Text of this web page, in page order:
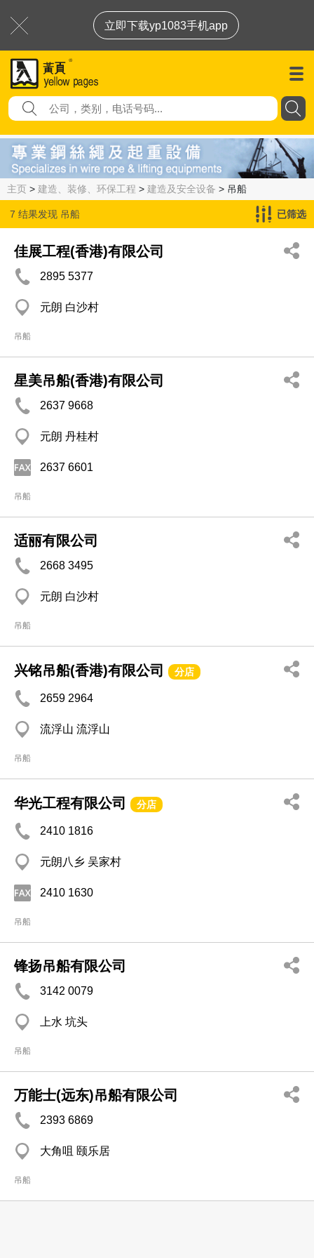
立即下载yp1083手机app
主页 > 建造、装修、环保工程 > 建造及安全设备 > 吊船
7 结果发现 吊船 已筛选
佳展工程(香港)有限公司
2895 5377
元朗 白沙村
吊船
星美吊船(香港)有限公司
2637 9668
元朗 丹桂村
2637 6601
吊船
适丽有限公司
2668 3495
元朗 白沙村
吊船
兴铭吊船(香港)有限公司 分店
2659 2964
流浮山 流浮山
吊船
华光工程有限公司 分店
2410 1816
元朗八乡 吴家村
2410 1630
吊船
锋扬吊船有限公司
3142 0079
上水 坑头
吊船
万能士(远东)吊船有限公司
2393 6869
大角咀 颐乐居
吊船